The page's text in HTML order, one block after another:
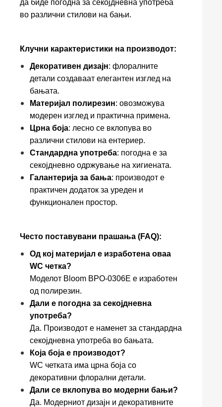
да биде погодна за секојдневна употреба
во различни стилови на бањи.
Клучни карактеристики на производот:
Декоративен дизајн: флоралните
детали создаваат елегантен изглед на
бањата.
Материјал полирезин: овозможува
модерен изглед и практична примена.
Црна боја: лесно се вклопува во
различни стилови на ентериер.
Стандардна употреба: погодна е за
секојдневно одржување на хигиената.
Галантерија за бања: производот е
практичен додаток за уреден и
функционален простор.
Често поставувани прашања (FAQ):
Од кој материјал е изработена оваа
WC четка?
Моделот Bloom BPO-0306E е изработен
од полирезин.
Дали е погодна за секојдневна
употреба?
Да. Производот е наменет за стандардна
секојдневна употреба во бањата.
Која боја е производот?
WC четката има црна боја со
декоративни флорални детали.
Дали се вклопува во модерни бањи?
Да. Модерниот дизајн и декоративните